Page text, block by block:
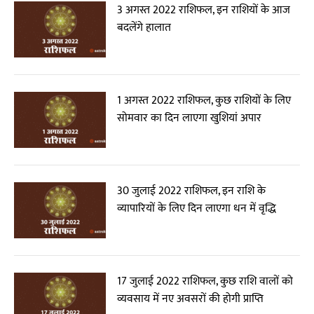
3 अगस्त 2022 राशिफल, इन राशियों के आज
बदलेंगे हालात
1 अगस्त 2022 राशिफल, कुछ राशियों के लिए
सोमवार का दिन लाएगा खुशियां अपार
30 जुलाई 2022 राशिफल, इन राशि के
व्यापारियों के लिए दिन लाएगा धन में वृद्धि
17 जुलाई 2022 राशिफल, कुछ राशि वालों को
व्यवसाय में नए अवसरों की होगी प्राप्ति